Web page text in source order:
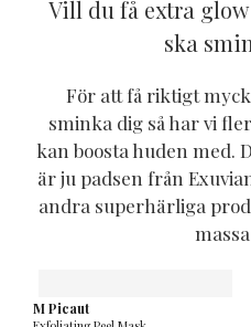
Vill du få extra
ska
För att få riktigt
sminka dig så har vi
kan boosta huden med.
är ju padsen från
andra superhärliga
M Picaut